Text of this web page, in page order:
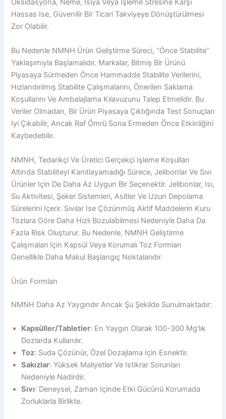
Oksidasyona, Neme, Isıya Veya Işleme Stresine Karşı
Hassas Ise, Güvenilir Bir Ticari Takviyeye Dönüştürülmesi
Zor Olabilir.
Bu Nedenle NMNH Ürün Geliştirme Süreci, “önce Stabilite”
Yaklaşımıyla Başlamalıdır. Markalar, Bitmiş Bir Ürünü
Piyasaya Sürmeden Önce Hammadde Stabilite Verilerini,
Hızlandırılmış Stabilite Çalışmalarını, Önerilen Saklama
Koşullarını Ve Ambalajlama Kılavuzunu Talep Etmelidir. Bu
Veriler Olmadan, Bir Ürün Piyasaya Çıktığında Test Sonuçları
Iyi Çıkabilir, Ancak Raf Ömrü Sona Ermeden Önce Etkinliğini
Kaybedebilir.
NMNH, Tedarikçi Ve Üretici Gerçekçi Işleme Koşulları
Altında Stabiliteyi Kanıtlayamadığı Sürece, Jelibonlar Ve Sıvı
Ürünler Için De Daha Az Uygun Bir Seçenektir. Jelibonlar, Isı,
Su Aktivitesi, Şeker Sistemleri, Asitler Ve Uzun Depolama
Sürelerini Içerir. Sıvılar Ise Çözünmüş Aktif Maddelerin Kuru
Tozlara Göre Daha Hızlı Bozulabilmesi Nedeniyle Daha Da
Fazla Risk Oluşturur. Bu Nedenle, NMNH Geliştirme
Çalışmaları Için Kapsül Veya Korumalı Toz Formları
Genellikle Daha Makul Başlangıç Noktalarıdır.
Ürün Formları
NMNH Daha Az Yaygındır Ancak Şu Şekilde Sunulmaktadır:
Kapsüller/Tabletler: En Yaygın Olarak 100-300 Mg'lık
Dozlarda Kullanılır.
Toz: Suda Çözünür, Özel Dozajlama Için Esnektir.
Sakızlar: Yüksek Maliyetler Ve Istikrar Sorunları
Nedeniyle Nadirdir.
Sıvı: Deneysel, Zaman Içinde Etki Gücünü Korumada
Zorluklarla Birlikte.